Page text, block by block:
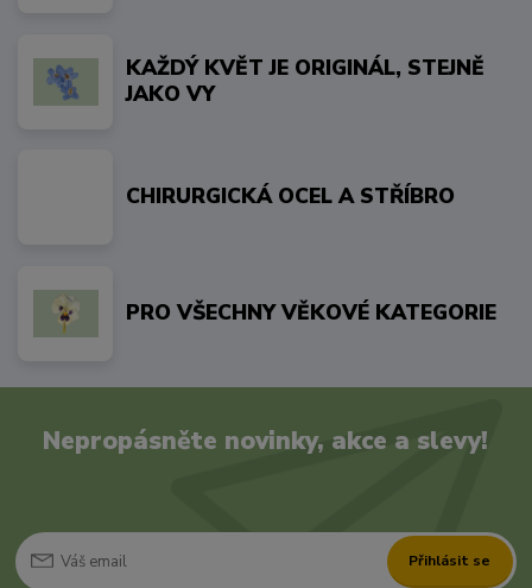
KAŽDÝ KVĚT JE ORIGINÁL, STEJNĚ
JAKO VY
CHIRURGICKÁ OCEL A STŘÍBRO
PRO VŠECHNY VĚKOVÉ KATEGORIE
Nepropásněte novinky, akce a slevy!
Přihlásit se